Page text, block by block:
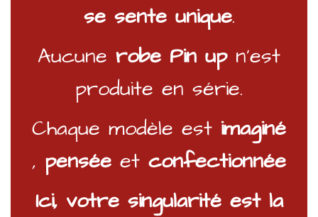
se sente unique.
Aucune robe Pin upn’est
produite en série.
Chaque modèle est imaginé
, penséeet confectionnée
Ici, votre singularité est la